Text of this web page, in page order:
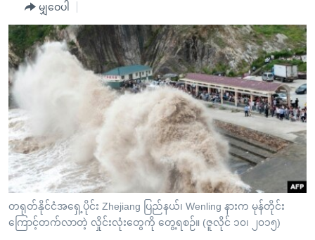
အကြောင်းအရာ
သို့
ကျော်
ကြည့်
ရန်
ပင်မ
အ
ညွန်း
စာမျက်နှာ
သို့
ကျော်
ကြည့်
အစ္စရေး-ပါလက်စတိုင်း
ရပ်ဝန်းတခု လမ်းတခု အလွန်
အင်္ဂလိပ်စာလေ့လာမယ်
အမေရိကန်သုံးအီဒီယံ
မကြေးမုံရဲ့ အင်္ဂလိပ်စာ
ရုပ်ရှင်ထဲက အင်္ဂလိပ်စာ
သုတပဒေသာ အင်္ဂလိပ်စာ
အပတ်စဉ်ကဏ္ဍများ
တီဗွီ
ရေဒီယိုနှင့်ရုပ်သံ အချက်အလက်များ
ရေဒီယို/တီဗွီအစီအစဉ်
Learning English
ဗွီအိုအေ လူမှုကွန်ယက်များ
မျှဝေပါ
တရုတ်နိုင်ငံအရှေ့ပိုင်း Zhejiang ပြည်နယ်၊ Wenling နားက မုန်တိုင်း
ကြောင့်တက်လာတဲ့ လှိုင်းလုံးတွေကို တွေ့ရစဉ်။ (ဇူလိုင် ၁၀၊ ၂၀၁၅)